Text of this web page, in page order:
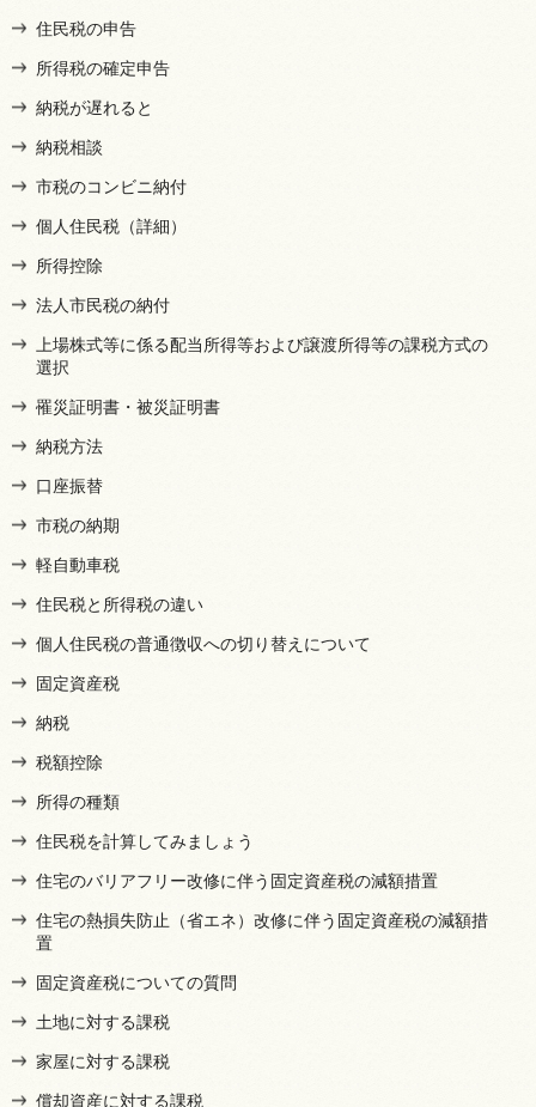
住民税の申告
所得税の確定申告
納税が遅れると
納税相談
市税のコンビニ納付
個人住民税（詳細）
所得控除
法人市民税の納付
上場株式等に係る配当所得等および譲渡所得等の課税方式の
選択
罹災証明書・被災証明書
納税方法
口座振替
市税の納期
軽自動車税
住民税と所得税の違い
個人住民税の普通徴収への切り替えについて
固定資産税
納税
税額控除
所得の種類
住民税を計算してみましょう
住宅のバリアフリー改修に伴う固定資産税の減額措置
住宅の熱損失防止（省エネ）改修に伴う固定資産税の減額措
置
固定資産税についての質問
土地に対する課税
家屋に対する課税
償却資産に対する課税